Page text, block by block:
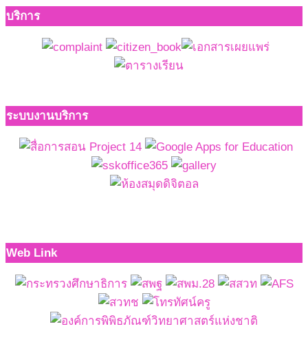
บริการ
ระบบงานบริการ
Web Link